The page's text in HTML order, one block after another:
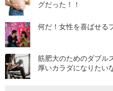
グだった！！
何だ！女性を喜ばせる
筋肥大のためのダブル
厚いカラダになりたい